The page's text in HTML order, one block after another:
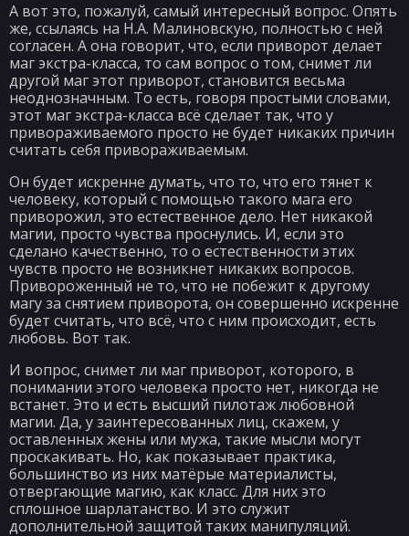
А вот это, пожалуй, самый интересный вопрос. Опять
же, ссылаясь на Н.А. Малиновскую, полностью с ней
согласен. А она говорит, что, если приворот делает
маг экстра-класса, то сам вопрос о том, снимет ли
другой маг этот приворот, становится весьма
неоднозначным. То есть, говоря простыми словами,
этот маг экстра-класса всё сделает так, что у
привораживаемого просто не будет никаких причин
считать себя привораживаемым.
Он будет искренне думать, что то, что его тянет к
человеку, который с помощью такого мага его
приворожил, это естественное дело. Нет никакой
магии, просто чувства проснулись. И, если это
сделано качественно, то о естественности этих
чувств просто не возникнет никаких вопросов.
Привороженный не то, что не побежит к другому
магу за снятием приворота, он совершенно искренне
будет считать, что всё, что с ним происходит, есть
любовь. Вот так.
И вопрос, снимет ли маг приворот, которого, в
понимании этого человека просто нет, никогда не
встанет. Это и есть высший пилотаж любовной
магии. Да, у заинтересованных лиц, скажем, у
оставленных жены или мужа, такие мысли могут
проскакивать. Но, как показывает практика,
большинство из них матёрые материалисты,
отвергающие магию, как класс. Для них это
сплошное шарлатанство. И это служит
дополнительной защитой таких манипуляций.